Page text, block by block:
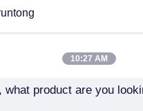
충격 펜더 가
고무 설치
10:27 AM
what product are you